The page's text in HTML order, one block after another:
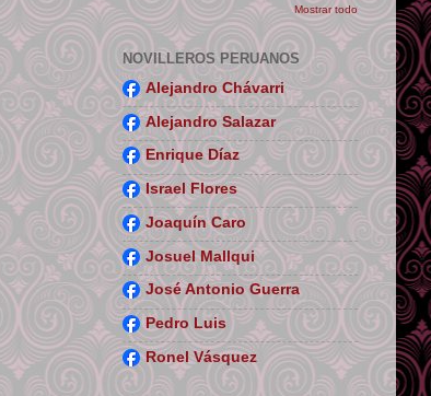
Mostrar todo
NOVILLEROS PERUANOS
Alejandro Chávarri
Alejandro Salazar
Enrique Díaz
Israel Flores
Joaquín Caro
Josuel Mallqui
José Antonio Guerra
Pedro Luis
Ronel Vásquez